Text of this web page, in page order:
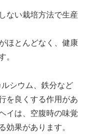
ない栽培方法で生産
ほとんどなく、健康
。
シウム、鉄分など
を良くする作用があ
イは、空腹時の味覚
効果があります。